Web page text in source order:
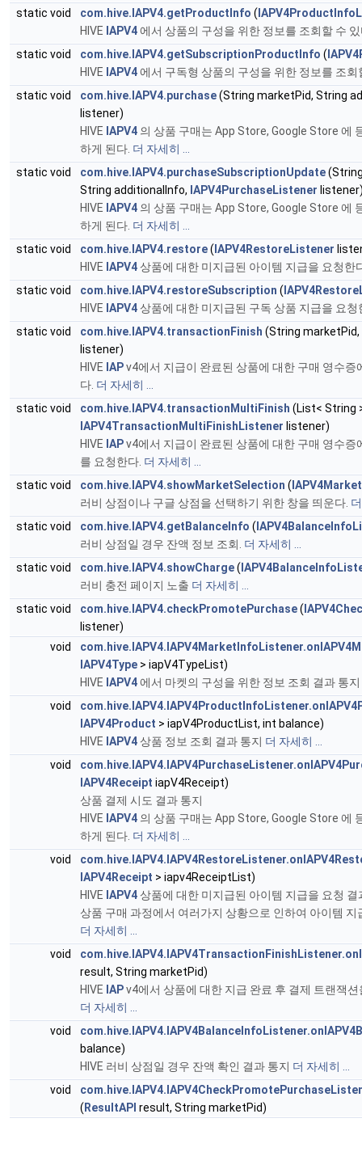
static void
com.hive.IAPV4.getProductInfo (
HIVE IAPV4에서 상품의 구성을 위한 정보를 조회할 수
static void
com.hive.IAPV4.getSubscriptionProductInfo (
HIVE IAPV4에서 구독형 상품의 구성을 위한 정보를 조
static void
com.hive.IAPV4.purchase(String marketPid, String
listener)
HIVE IAPV4 의 상품 구매는 App Store, Google Store 에
하게 된다. 더 자세히 ...
static void
com.hive.IAPV4.purchaseSubscriptionUpdate
String additionalInfo, IAPV4PurchaseListener
HIVE IAPV4 의 상품 구매는 App Store, Google Store 에
하게 된다. 더 자세히 ...
static void
com.hive.IAPV4.restore(IAPV4RestoreListener
HIVE IAPV4 상품에 대한 미지급된 아이템 지급을 요청한
static void
com.hive.IAPV4.restoreSubscription (
HIVE IAPV4 상품에 대한 미지급된 구독 상품 지급을 요
static void
com.hive.IAPV4.transactionFinish (String marketPid,
listener)
HIVE IAPv4에서 지급이 완료된 상품에 대한 구매 영수
다. 더 자세히 ...
static void
com.hive.IAPV4.transactionMultiFinish (List< String
IAPV4TransactionMultiFinishListener listener)
HIVE IAPv4에서 지급이 완료된 상품에 대한 구매 영수
를 요청한다. 더 자세히 ...
static void
com.hive.IAPV4.showMarketSelection (
러비 상점이나 구글 상점을 선택하기 위한 창을 띄운다.
static void
com.hive.IAPV4.getBalanceInfo (
러비 상점일 경우 잔액 정보 조회. 더 자세히 ...
static void
com.hive.IAPV4.showCharge(
러비 충전 페이지 노출 더 자세히 ...
static void
com.hive.IAPV4.checkPromotePurchase(
listener)
void
IAPV4Type > iapV4TypeList)
HIVE IAPV4에서 마켓의 구성을 위한 정보 조회 결과 통지
void
IAPV4Product > iapV4ProductList, int balance)
HIVE IAPV4 상품 정보 조회 결과 통지 더 자세히 ...
void
IAPV4Receipt iapV4Receipt)
상품 결제 시도 결과 통지
HIVE IAPV4 의 상품 구매는 App Store, Google Store 에
하게 된다. 더 자세히 ...
void
IAPV4Receipt > iapv4ReceiptList)
HIVE IAPV4 상품에 대한 미지급된 아이템 지급을 요청 결
상품 구매 과정에서 여러가지 상황으로 인하여 아이템
더 자세히 ...
void
result, String marketPid)
HIVE IAPv4에서 상품에 대한 지급 완료 후 결제 트랜잭
더 자세히 ...
void
balance)
HIVE 러비 상점일 경우 잔액 확인 결과 통지 더 자세히 ...
void
(ResultAPI result, String marketPid)